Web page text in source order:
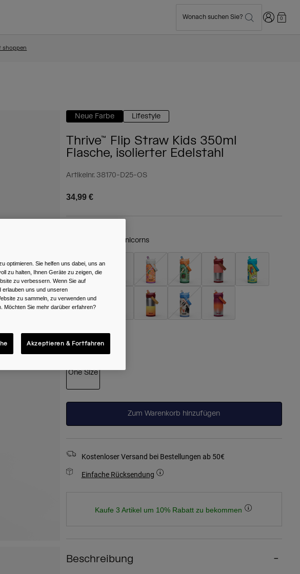
Wonach suchen Sie? Anmelden
0
shoppen
Neue Farbe Lifestyle
Thrive™ Flip Straw Kids 350ml
Flasche, isolierter Edelstahl
Artikelnr. 38170-D25-OS
34,99 €
Magic Unicorns
Größe
One Size
Zum Warenkorb hinzufügen
Kostenloser Versand bei Bestellungen ab 50€
Einfache Rücksendung
Kaufe 3 Artikel um 10% Rabatt zu bekommen
Beschreibung
optimieren. Sie helfen uns dabei, uns an
zu halten, Ihnen Geräte zu zeigen, die
zu verbessern. Wenn Sie auf
erlauben uns und unseren
zu sammeln, zu verwenden und
Möchten Sie mehr darüber erfahren?
Akzeptieren & Fortfahren